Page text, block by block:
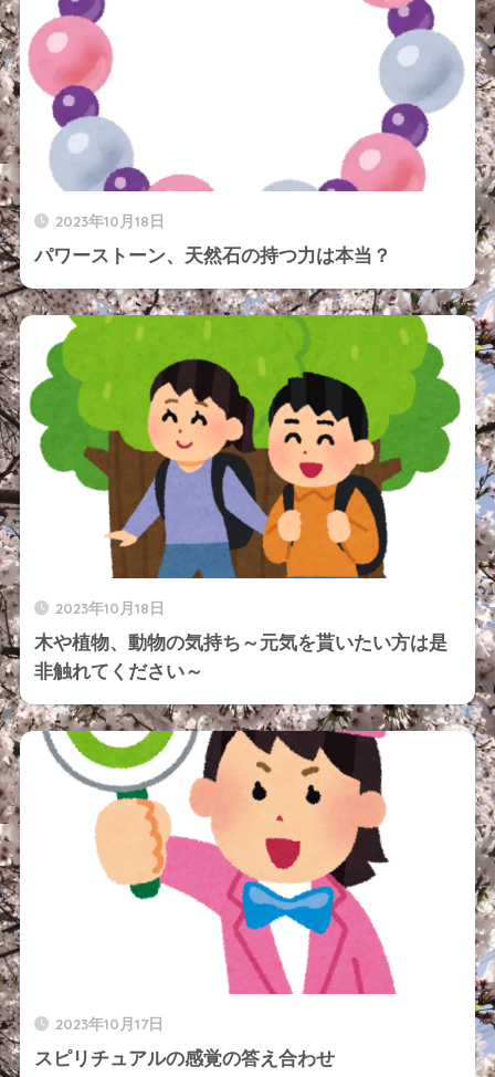
2023年10月18日
パワーストーン、天然石の持つ力は本当？
2023年10月18日
木や植物、動物の気持ち～元気を貰いたい方は是
非触れてください～
2023年10月17日
スピリチュアルの感覚の答え合わせ